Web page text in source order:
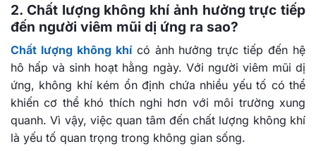
2. Chất lượng không khí ảnh hưởng trực tiếp
đến người viêm mũi dị ứng ra sao?
Chất lượng không khícó ảnh hưởng trực tiếp đến hệ
hô hấp và sinh hoạt hằng ngày. Với người viêm mũi dị
ứng, không khí kém ổn định chứa nhiều yếu tố có thể
khiến cơ thể khó thích nghi hơn với môi trường xung
quanh. Vì vậy, việc quan tâm đến chất lượng không khí
là yếu tố quan trọng trong không gian sống.